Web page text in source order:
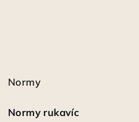
Normy
Normy rukavíc